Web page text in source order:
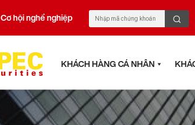
Cơ hội nghề nghiệp
KHÁCH HÀNG CÁ NHÂN